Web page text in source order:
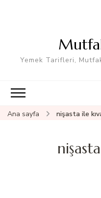
Yemek Tarifleri,
Ana sayfa nişasta ile